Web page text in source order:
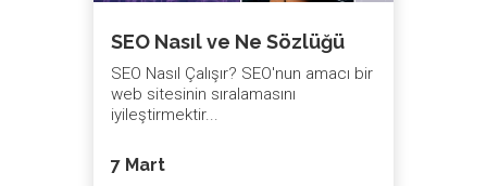
SEO Nasıl ve Ne Sözlüğü
SEO Nasıl Çalışır? SEO'nun amacı bir
web sitesinin sıralamasını
iyileştirmektir...
7 Mart